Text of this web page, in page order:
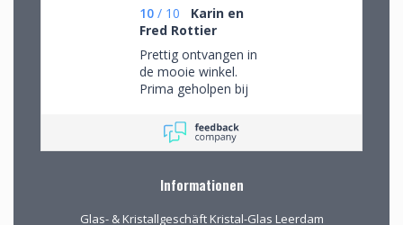
10 / 10
Karin en
Fred Rottier
Prettig ontvangen in
de mooie winkel.
Prima geholpen bij
schitterend glaswerk
Informationen
Glas- & Kristallgeschäft Kristal-Glas Leerdam